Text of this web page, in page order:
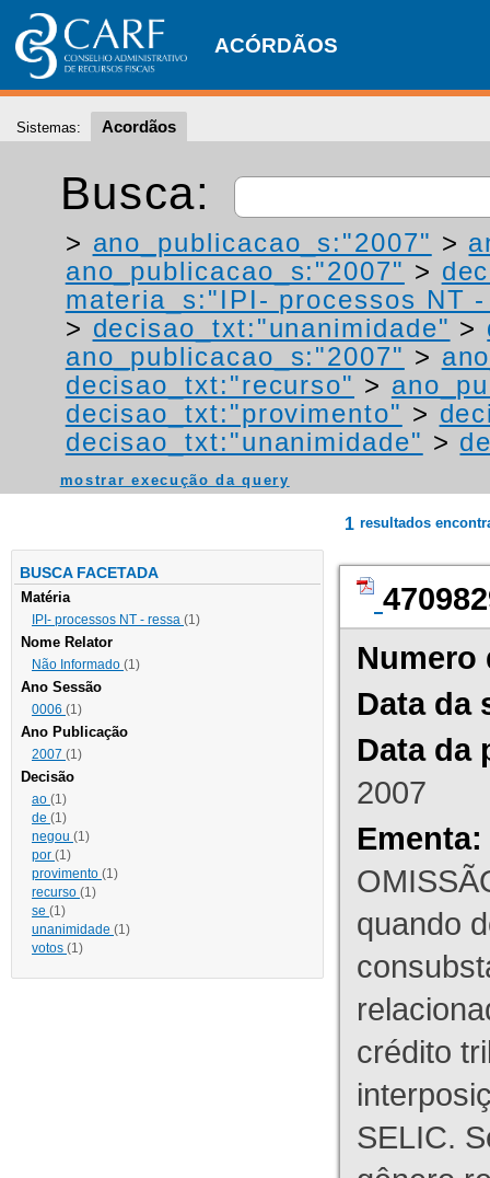
ACÓRDÃOS
Sistemas: Acordãos
Busca:
> ano_publicacao_s:"2007" >
ano_publicacao_s:"2007" >
materia_s:"IPI- processos NT
> decisao_txt:"unanimidade" >
ano_publicacao_s:"2007" >
decisao_txt:"recurso" >
decisao_txt:"provimento" >
decisao_txt:"unanimidade" >
mostrar execução da query
BUSCA FACETADA
Matéria
IPI- processos NT - ressa (1)
Nome Relator
Não Informado (1)
Ano Sessão
0006 (1)
Ano Publicação
2007 (1)
Decisão
ao (1)
de (1)
negou (1)
por (1)
provimento (1)
recurso (1)
se (1)
unanimidade (1)
votos (1)
1 resultados
Numero
Data da
Data da
2007
Ementa:
quando
crédito
SELIC.